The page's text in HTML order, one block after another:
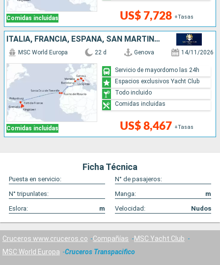
Comidas incluidas US$ 7,728 +Tasas
ITALIA, FRANCIA, ESPAÑA, SAN MARTÍN, SAN VINCENT Y LAS GRANADINAS, BARBADOS, GRENADA
Comidas incluidas
MSC World Europa 22 d Genova 14/11/2026
US$ 8,467 +Tasas
Servicio de mayordomo las 24h
Espacios exclusivos Yacht Club
Todo incluido
Comidas incluidas
Ficha Técnica
Puesta en servicio:
N° de pasajeros:
N° tripunlates:
Manga:
m
Eslora:
m Velocidad: Nudos
Cruceros www.cruceros.co Compañías
MSC Yacht Club
MSC World Europa
Cruceros Transpacifico